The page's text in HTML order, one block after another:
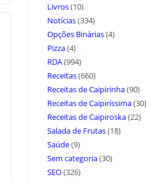
Livros(10)
Notícias(334)
Opções Binárias(4)
Pizza(4)
RDA(994)
Receitas(660)
Receitas de Caipirinha(90)
Receitas de Caipiríssima(30)
Receitas de Caipiroska(22)
Salada de Frutas(18)
Saúde(9)
Sem categoria(30)
SEO(326)